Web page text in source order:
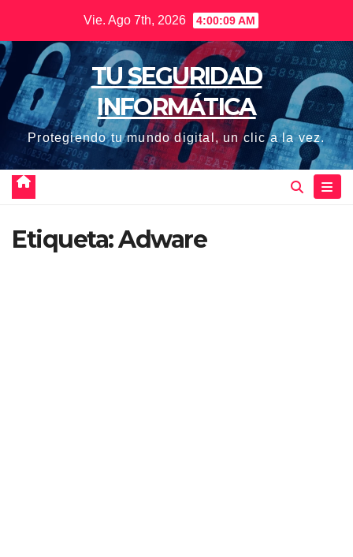
contenido
Vie. Ago 7th, 2026 4:00:10 AM
TU SEGURIDAD
INFORMÁTICA
Protegiendo tu mundo digital, un clic a la vez.
Etiqueta:Adware